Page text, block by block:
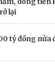
lại
tỷ đồng nửa